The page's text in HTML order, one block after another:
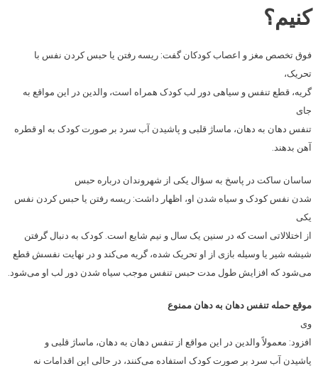
کنیم؟
فوق تخصص مغز و اعصاب کودکان گفت: ریسه رفتن یا حبس کردن نفس با
تحریک،
گریه، قطع تنفس و سیاهی دور لب کودک همراه است، والدین در این مواقع به
جای
تنفس دهان به دهان،‌ ماساژ قلبی و ‌پاشیدن آب سرد بر صورت کودک به او قطره
آهن بدهند.
ساسان ساکت در پاسخ به سؤال یکی از شهروندان درباره حبس
شدن نفس کودک و سیاه شدن او، اظهار داشت: ریسه رفتن یا حبس کردن نفس
یکی
از اختلالاتی است که در سنین یک سال و نیم شایع است. کودک به دنبال گرفتن
شیشه شیر یا وسیله بازی از او تحریک شده، گریه می‌کند و در نهایت نفسش قطع
می‌شود که افزایش طول مدت حبس تنفس موجب سیاه شدن دور لب او می‌شود.
موقع حمله تنفس دهان به دهان ممنوع
وی
افزود: معمولاً والدین در این مواقع از تنفس دهان به دهان،‌ ماساژ قلبی و
‌پاشیدن آب سرد بر صورت کودک استفاده می‌کنند، در حالی این اقدامات نه